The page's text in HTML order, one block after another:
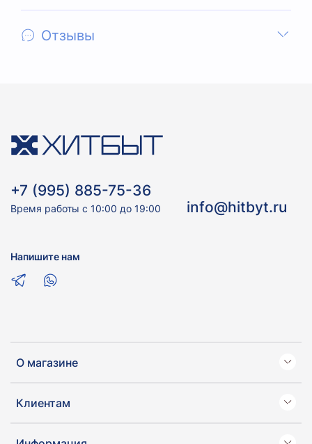
Отзывы
О магазине
Клиентам
+7 (995) 885-75-36
Время работы с 10:00 до 19:00 info@hitbyt.ru
Напишите нам